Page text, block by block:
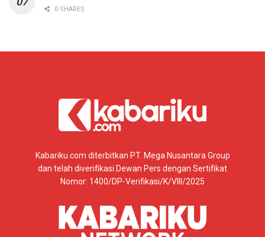
0 SHARES
Kabariku.com diterbitkan PT. Mega Nusantara Group
dan telah diverifikasi Dewan Pers dengan Sertifikat
Nomor: 1400/DP-Verifikasi/K/VIII/2025